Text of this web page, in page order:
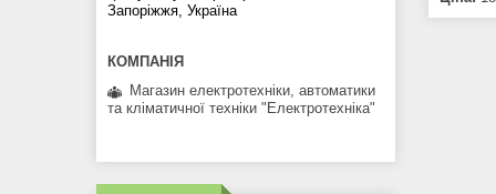
Запоріжжя, Україна
Магазин електротехніки, автоматики
та кліматичної техніки "Електротехніка"